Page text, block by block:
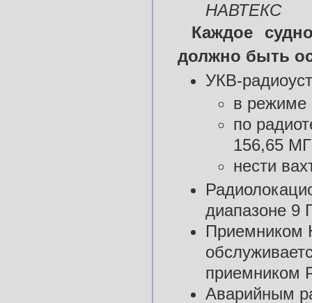
НАВТЕКС
Каждое
должно быть
УКВ-
в режиме
по
156,65
нести
диапазоне 9
Приемником
приемником
Аварийным